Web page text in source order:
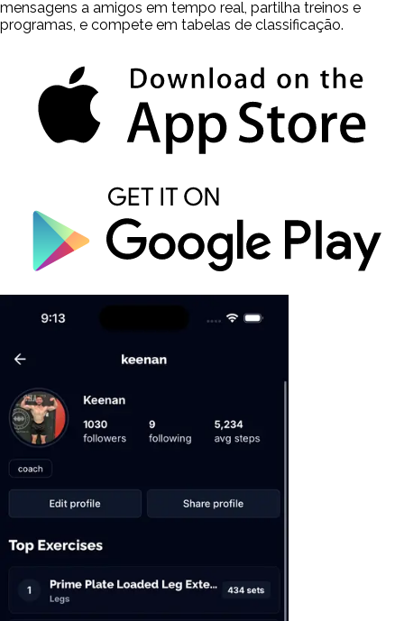
mensagens a amigos em tempo real, partilha treinos e
programas, e compete em tabelas de classificação.